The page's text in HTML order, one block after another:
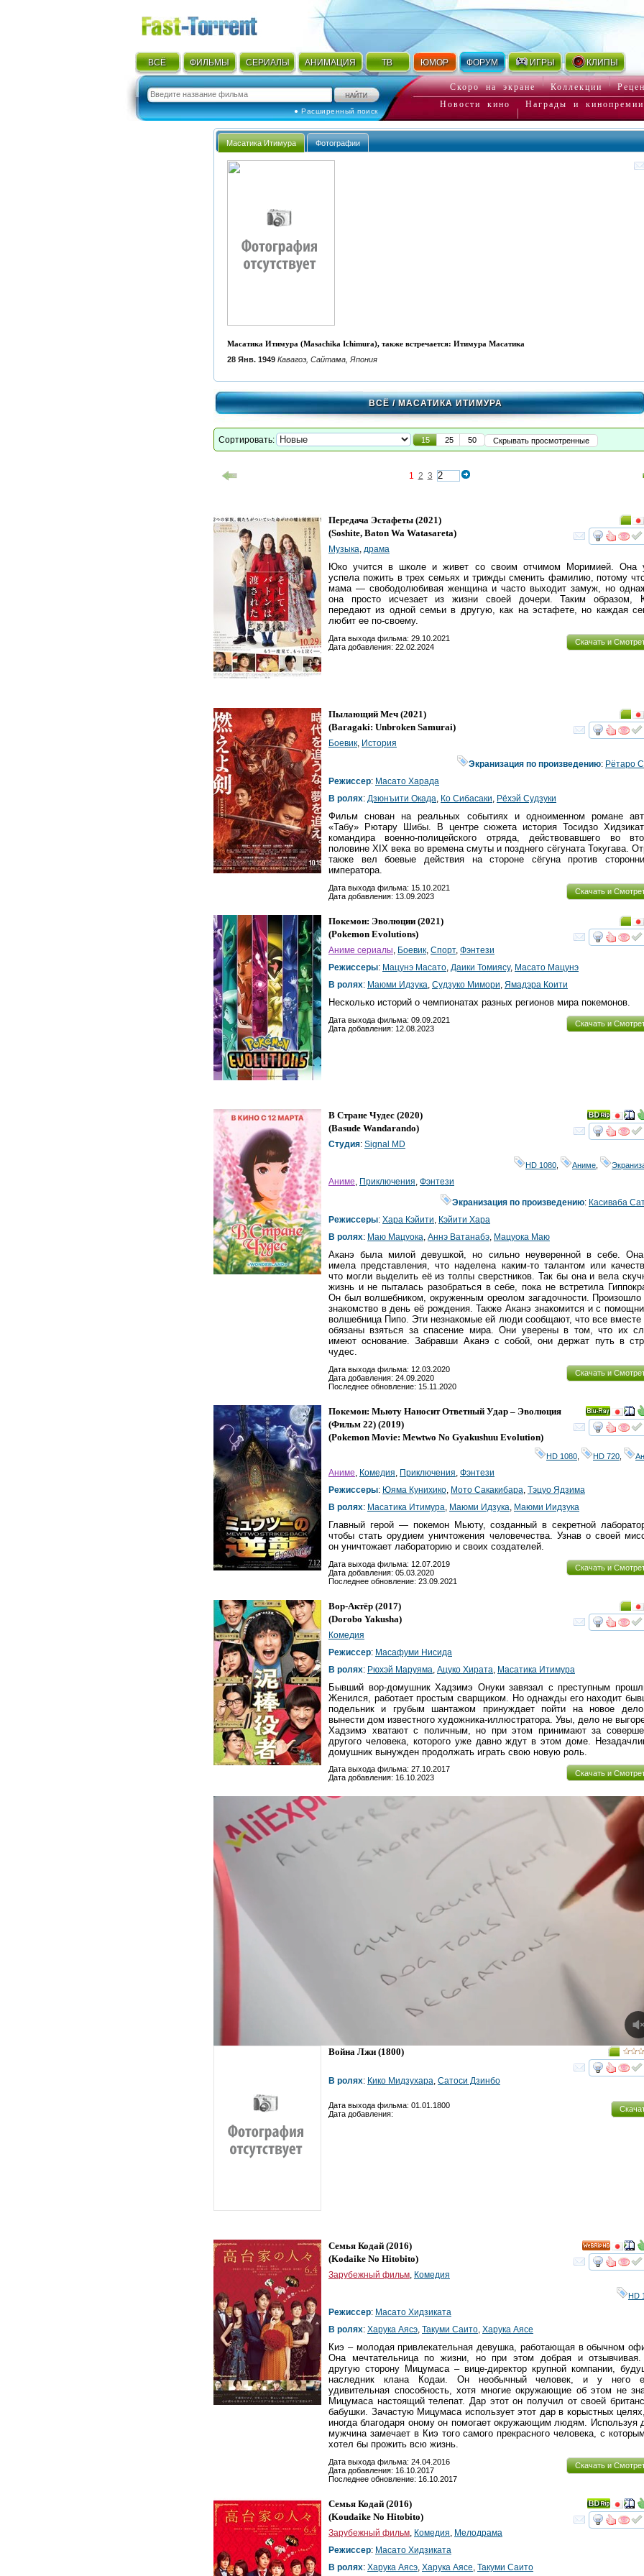
ВСЁ ФИЛЬМЫ СЕРИАЛЫ АНИМАЦИЯ ТВ ЮМОР ФОРУМ ИГРЫ КЛИПЫ
● Расширенный поиск
Скоро на экране Коллекции
Новости кино
Награды и кинопремии
Масатика Итимура Фотографии
Масатика Итимура (Masachika Ichimura), также встречается: Итимура Масатика
28 Янв. 1949 Кавагоэ, Сайтама, Япония
ВСЁ/ МАСАТИКА ИТИМУРА
Сортировать: 15 25 50 Скрывать просмотренные
1 2 3
Передача Эстафеты (2021)
(Soshite, Baton Wa Watasareta)
Музыка, драма
Юко учится в школе и живет со своим отчимом Моримией. Она
успела пожить в трех семьях и трижды сменить фамилию, потому
мама — свободолюбивая женщина и часто выходит замуж, но
она просто исчезает из жизни своей дочери. Таким образом,
передают из одной семьи в другую, как на эстафете, но каждая
любит ее по-своему.
Скачать и
Дата выхода фильма: 29.10.2021
Дата добавления: 22.02.2024
Пылающий Меч (2021)
(Baragaki: Unbroken Samurai)
Боевик, История
Экранизация по произведению: Рётаро
Режиссер: Масато Харада
В ролях: Дзюнъити Окада, Ко Сибасаки, Рёхэй Судзуки
Фильм снован на реальных событиях и одноименном романе
«Табу» Рютару Шибы. В центре сюжета история Тосидзо
командира военно-полицейского отряда, действовавшего во
половине XIX века во времена смуты и позднего сёгуната Токугава.
также вел боевые действия на стороне сёгуна против
императора.
Скачать и
Дата выхода фильма: 15.10.2021
Дата добавления: 13.09.2023
Покемон: Эволюции (2021)
(Pokemon Evolutions)
Аниме сериалы, Боевик, Спорт, Фэнтези
Режиссеры: Мацунэ Масато, Даики Томиясу, Масато Мацунэ
В ролях: Маюми Идзука, Судзуко Мимори, Ямадэра Коити
Несколько историй о чемпионатах разных регионов мира покемонов.
Скачать и
Дата выхода фильма: 09.09.2021
Дата добавления: 12.08.2023
В Стране Чудес (2020)
(Basude Wandarando)
Студия: Signal MD
HD 1080 Аниме
Аниме, Приключения, Фэнтези
Экранизация по произведению: Касиваба
Режиссеры: Хара Кэйити, Кэйити Хара
В ролях: Маю Мацуока, Аннэ Ватанабэ, Мацуока Маю
Аканэ была милой девушкой, но сильно неуверенной в себе.
имела представления, что наделена каким-то талантом или
что могли выделить её из толпы сверстников. Так бы она и вела
жизнь и не пыталась разобраться в себе, пока не встретила
Он был волшебником, окруженным ореолом загадочности. Произошло
знакомство в день её рождения. Также Аканэ знакомится и с
волшебница Пипо. Эти незнакомые ей люди сообщают, что все вместе
обязаны взяться за спасение мира. Они уверены в том, что их
имеют основание. Забравши Аканэ с собой, они держат путь в
чудес.
Скачать и
Дата выхода фильма: 12.03.2020
Дата добавления: 24.09.2020
Последнее обновление: 15.11.2020
Ray
Покемон: Мьюту Наносит Ответный Удар – Эволюция
(Фильм 22) (2019)
(Pokemon Movie: Mewtwo No Gyakushuu Evolution)
HD 1080 HD 720
Аниме Комедия Приключения Фэнтези
Режиссеры: Юяма Кунихико Мото Сакакибара Тэцуо Ядзима
В ролях: Масатика Итимура Маюми Идзука Маюми Иидзука
Главный герой — покемон Мьюту, созданный в секретной
чтобы стать орудием уничтожения человечества. Узнав о своей
он уничтожает лабораторию и своих создателей.
Скачать и
Дата выхода фильма: 12.07.2019
Дата добавления: 05.03.2020
Последнее обновление: 23.09.2021
Вор-Актёр (2017)
(Dorobo Yakusha)
Комедия
Режиссер: Масафуми Нисида
В ролях: Рюхэй Маруяма Ацуко Хирата Масатика Итимура
Бывший вор-домушник Хадзимэ Онуки завязал с преступным
Женился, работает простым сварщиком. Но однажды его находит
подельник и грубым шантажом принуждает пойти на новое
вынести дом известного художника-иллюстратора. Увы, дело не
Хадзимэ хватают с поличным, но при этом принимают за
другого человека, которого уже давно ждут в этом доме.
домушник вынужден продолжать играть свою новую роль.
Скачать и
Дата выхода фильма: 27.10.2017
Дата добавления: 16.10.2023
Война Лжи (1800)
В ролях: Кико Мидзухара, Сатоси Дзинбо
Дата выхода фильма: 01.01.1800
Дата добавления:
HD
Семья Кодай (2016)
(Kodaike No Hitobito)
Зарубежный фильм, Комедия
HD
Режиссер: Масато Хидзиката
В ролях: Харука Аясэ, Такуми Саито, Харука Аясе
Киэ – молодая привлекательная девушка, работающая в обычном
Она мечтательница по жизни, но при этом добрая и
другую сторону Мицумаса – вице-директор крупной компании,
наследник клана Кодаи. Он необычный человек, и у него
удивительная способность, хотя многие окружающие об этом не
Мицумаса настоящий телепат. Дар этот он получил от своей
бабушки. Зачастую Мицумаса использует этот дар в корыстных
иногда благодаря оному он помогает окружающим людям. Используя
мужчина замечает в Киэ того самого прекрасного человека, с
хотел бы прожить всю жизнь.
Скачать и
Дата выхода фильма: 24.04.2016
Дата добавления: 16.10.2017
Последнее обновление: 16.10.2017
Семья Кодай (2016)
(Koudaike No Hitobito)
Зарубежный фильм, Комедия, Мелодрама
Режиссер: Масато Хидзиката
В ролях: Харука Аясэ, Харука Аясе, Такуми Саито